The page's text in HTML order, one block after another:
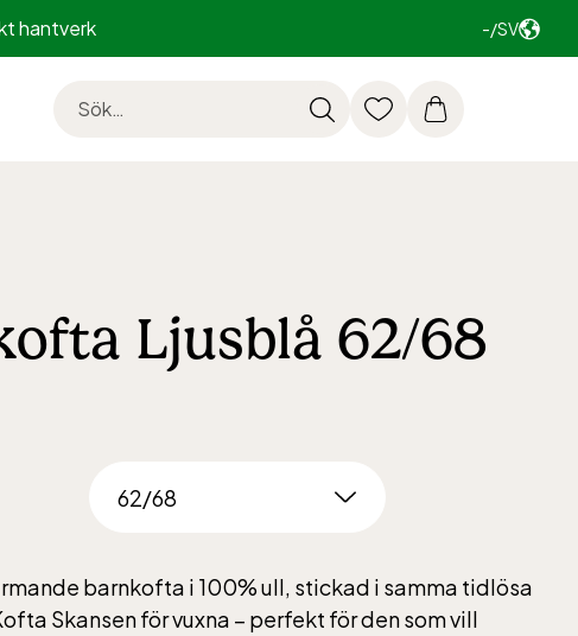
hantverk -/SV
Ljusblå 62/68
barnkofta i 100% ull, stickad i samma tidlösa
Skansen för vuxna – perfekt för den som vill